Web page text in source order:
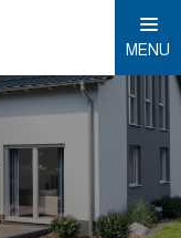
MENU